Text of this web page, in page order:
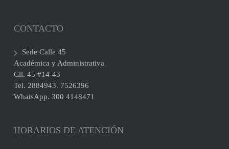
CONTACTO
Sede Calle 45
Académica y Administrativa
Cll. 45 #14-43
Tel. 2884943. 7526396
WhatsApp. 300 4148471
HORARIOS DE ATENCIÓN